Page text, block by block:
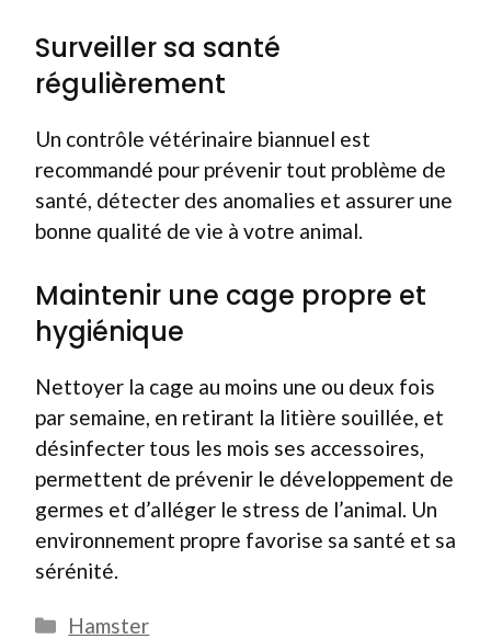
Surveiller sa santé
régulièrement
Un contrôle vétérinaire biannuel est
recommandé pour prévenir tout problème de
santé, détecter des anomalies et assurer une
bonne qualité de vie à votre animal.
Maintenir une cage propre et
hygiénique
Nettoyer la cage au moins une ou deux fois
par semaine, en retirant la litière souillée, et
désinfecter tous les mois ses accessoires,
permettent de prévenir le développement de
germes et d’alléger le stress de l’animal. Un
environnement propre favorise sa santé et sa
sérénité.
Catégories
Hamster